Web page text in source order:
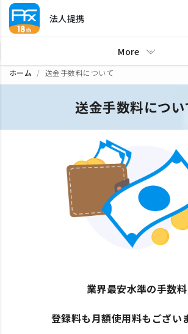
法人提携
More
ホーム 送金手数料について
送金手数料につい
業界最安水準の手数料
登録料も月額使用料もござい